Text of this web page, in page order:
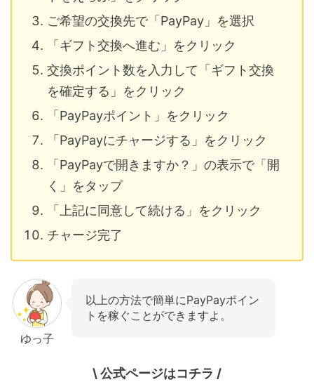
ご希望の交換先で「PayPay」を選択
「ギフト交換へ進む」をクリック
交換ポイント数を入力して「ギフト交換
を確定する」をクリック
「PayPayポイント」をクリック
「PayPayにチャージする」をクリック
「PayPayで開きますか？」の表示で「開
く」をタップ
「上記に同意して続ける」をクリック
チャージ完了
ゆっ子
以上の方法で簡単にPayPayポイン
トを稼ぐことができますよ。
\ 公式ページはコチラ /